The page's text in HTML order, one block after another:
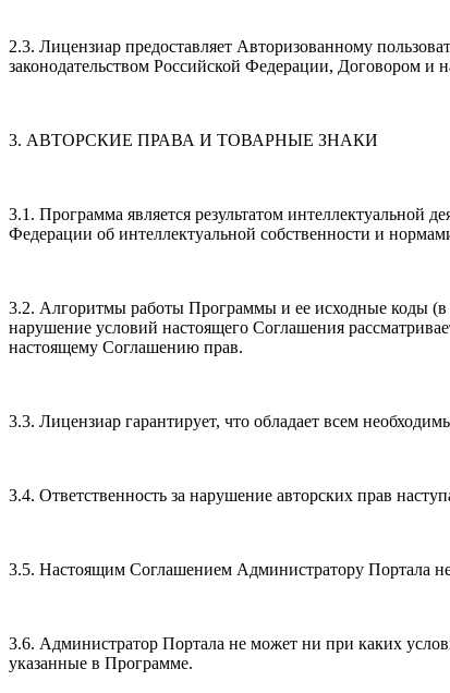
2.3. Лицензиар предоставляет Авторизованному
законодательством Российской Федерации, Договором и
3. АВТОРСКИЕ ПРАВА И ТОВАРНЫЕ ЗНАКИ
3.1. Программа является результатом интеллектуальной
Федерации об интеллектуальной собственности и
3.2. Алгоритмы работы Программы и ее исходные коды (в
нарушение условий настоящего Соглашения
настоящему Соглашению прав.
3.3. Лицензиар гарантирует, что обладает всем
3.4. Ответственность за нарушение авторских прав
3.5. Настоящим Соглашением Администратору Портала
3.6. Администратор Портала не может ни при каких
указанные в Программе.